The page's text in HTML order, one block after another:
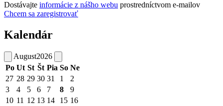
Dostávajte informácie z nášho webu prostredníctvom e-mailov
Chcem sa zaregistrovať
Kalendár
August2026
Po Ut St Št Pia So Ne
27 28 29 30 31 1
2
3
4 5 6 7 8
9
10 11 12 13 14 15 16